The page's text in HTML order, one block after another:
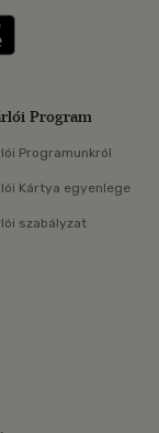
meg: Google
Program
Programunkról
Kártya egyenlege
szabályzat